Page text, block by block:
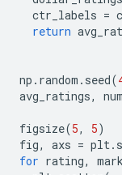
ctr_labels =
return
np . random . seed(
avg_ratings,
figsize(5, 5)
fig, axs = plt.
for rating,